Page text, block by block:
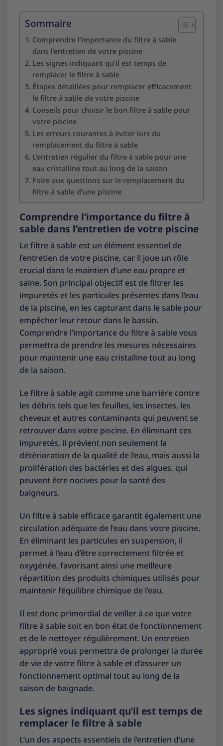
Sommaire
Comprendre l’importance du filtre à sable
dans l’entretien de votre piscine
Les signes indiquant qu’il est temps de
remplacer le filtre à sable
Étapes détaillées pour remplacer efficacement
le filtre à sable de votre piscine
Conseils pour choisir le bon filtre à sable pour
votre piscine
Les erreurs courantes à éviter lors du
remplacement du filtre à sable
L’entretien régulier du filtre à sable pour une
eau cristalline tout au long de la saison
Foire aux questions sur le remplacement du
filtre à sable d’une piscine
Comprendre l’importance du filtre à
sable dans l’entretien de votre piscine
Le filtre à sable est un élément essentiel de
l’entretien de votre piscine, car il joue un rôle
crucial dans le maintien d’une eau propre et
saine. Son principal objectif est de filtrer les
impuretés et les particules présentes dans l’eau
de la piscine, en les capturant dans le sable pour
empêcher leur retour dans le bassin.
Comprendre l’importance du filtre à sable vous
permettra de prendre les mesures nécessaires
pour maintenir une eau cristalline tout au long
de la saison.
Le filtre à sable agit comme une barrière contre
les débris tels que les feuilles, les insectes, les
cheveux et autres contaminants qui peuvent se
retrouver dans votre piscine. En éliminant ces
impuretés, il prévient non seulement la
détérioration de la qualité de l’eau, mais aussi la
prolifération des bactéries et des algues, qui
peuvent être nocives pour la santé des
baigneurs.
Un filtre à sable efficace garantit également une
circulation adéquate de l’eau dans votre piscine.
En éliminant les particules en suspension, il
permet à l’eau d’être correctement filtrée et
oxygénée, favorisant ainsi une meilleure
répartition des produits chimiques utilisés pour
maintenir l’équilibre chimique de l’eau.
Il est donc primordial de veiller à ce que votre
filtre à sable soit en bon état de fonctionnement
et de le nettoyer régulièrement. Un entretien
approprié vous permettra de prolonger la durée
de vie de votre filtre à sable et d’assurer un
fonctionnement optimal tout au long de la
saison de baignade.
Les signes indiquant qu’il est temps de
remplacer le filtre à sable
L’un des aspects essentiels de l’entretien d’une